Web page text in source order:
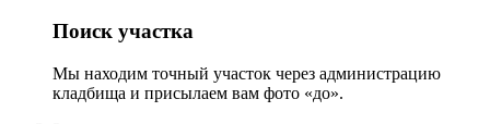
Поиск участка
Мы находим точный участок через администрацию
кладбища и присылаем вам фото «до».